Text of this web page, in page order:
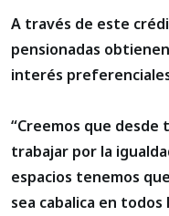
A través de este
pensionadas
interés
“Creemos que desde
trabajar por la
espacios tenemos
sea cabalica en todos